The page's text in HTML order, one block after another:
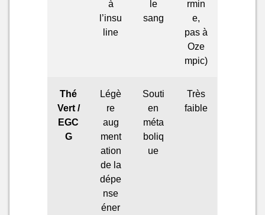
à
l’insu
line
le
sang
rmin
e,
pas à
Oze
mpic)
Thé
Vert /
EGC
G
Légè
re
aug
ment
ation
de la
dépe
nse
éner
Souti
en
méta
boliq
ue
Très
faible